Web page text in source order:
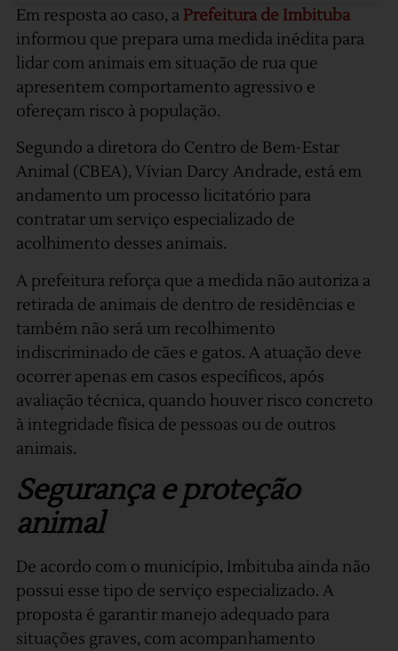
Em resposta ao caso, a Prefeitura de Imbituba
informou que prepara uma medida inédita para
lidar com animais em situação de rua que
apresentem comportamento agressivo e
ofereçam risco à população.
Segundo a diretora do Centro de Bem-Estar
Animal (CBEA), Vívian Darcy Andrade, está em
andamento um processo licitatório para
contratar um serviço especializado de
acolhimento desses animais.
A prefeitura reforça que a medida não autoriza a
retirada de animais de dentro de residências e
também não será um recolhimento
indiscriminado de cães e gatos. A atuação deve
ocorrer apenas em casos específicos, após
avaliação técnica, quando houver risco concreto
à integridade física de pessoas ou de outros
animais.
Segurança e proteção
animal
De acordo com o município, Imbituba ainda não
possui esse tipo de serviço especializado. A
proposta é garantir manejo adequado para
situações graves, com acompanhamento